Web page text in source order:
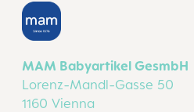
MAM Babyartikel GesmbH
Lorenz-Mandl-Gasse 50
1160 Vienna